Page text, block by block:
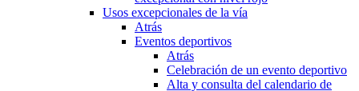
Usos excepcionales de la vía
Atrás
Eventos deportivos
Atrás
Celebración de un evento deportivo
Alta y consulta del calendario de